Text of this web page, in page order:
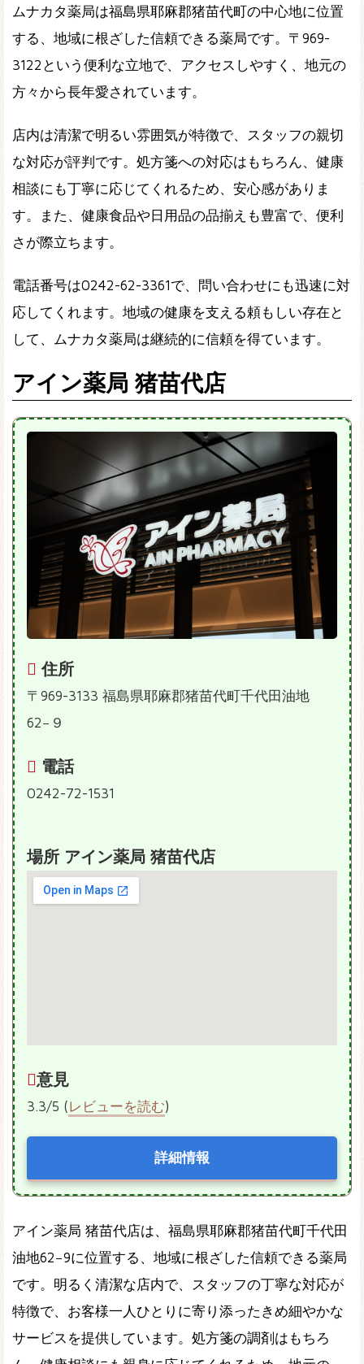
ムナカタ薬局は福島県耶麻郡猪苗代町の中心地に位置
する、地域に根ざした信頼できる薬局です。〒969-
3122という便利な立地で、アクセスしやすく、地元の
方々から長年愛されています。
店内は清潔で明るい雰囲気が特徴で、スタッフの親切
な対応が評判です。処方箋への対応はもちろん、健康
相談にも丁寧に応じてくれるため、安心感がありま
す。また、健康食品や日用品の品揃えも豊富で、便利
さが際立ちます。
電話番号は0242-62-3361で、問い合わせにも迅速に対
応してくれます。地域の健康を支える頼もしい存在と
して、ムナカタ薬局は継続的に信頼を得ています。
アイン薬局 猪苗代店
住所
〒969-3133 福島県耶麻郡猪苗代町千代田油地
62−９
電話
0242-72-1531
場所 アイン薬局 猪苗代店
意見
3.3/5 (レビューを読む)
詳細情報
アイン薬局 猪苗代店は、福島県耶麻郡猪苗代町千代田
油地62−9に位置する、地域に根ざした信頼できる薬局
です。明るく清潔な店内で、スタッフの丁寧な対応が
特徴で、お客様一人ひとりに寄り添ったきめ細やかな
サービスを提供しています。処方箋の調剤はもちろ